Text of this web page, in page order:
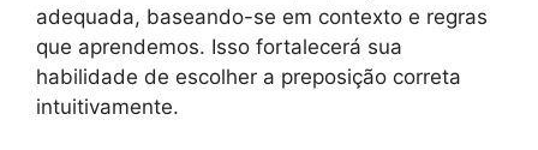
adequada, baseando-se em contexto e regras
que aprendemos. Isso fortalecerá sua
habilidade de escolher a preposição correta
intuitivamente.